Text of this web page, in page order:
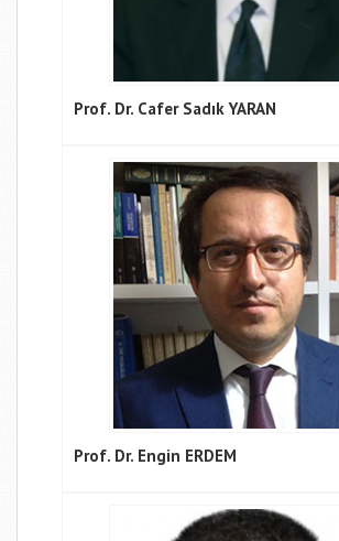
Prof. Dr. Cafer Sadık YARAN
Prof. Dr. Engin ERDEM